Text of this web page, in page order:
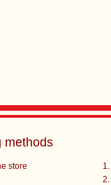
methods
store